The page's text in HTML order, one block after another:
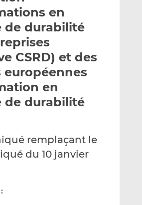
e
r
p
a
r
m
a
i
g
e
r
s
u
L
i
n
I
n
g
e
r
s
u
F
a
c
o
k
en
de durabilité
CSRD) et des
européennes
en
de durabilité
remplaçant le
du 10 janvier